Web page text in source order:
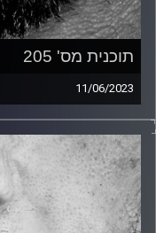
תוכנית מס' 205
11/06/2023
זיפים, מוזיקה
כל מה שחי, אמיתי
עם שמוליק רגב.
קרדיט תמונות: